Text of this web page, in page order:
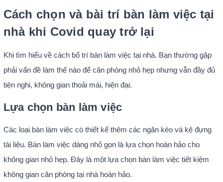
Cách chọn và bài trí bàn làm việc tại
nhà khi Covid quay trở lại
Khi tìm hiểu về cách bố trí bàn làm việc tại nhà. Bạn thường gặp
phải vấn đề làm thế nào để căn phòng nhỏ hẹp nhưng vẫn đầy đủ
tiện nghi, không gian thoải mái, hiện đại.
Lựa chọn bàn làm việc
Các loại bàn làm việc có thiết kế thêm các ngăn kéo và kệ đựng
tài liệu. Bàn làm việc dáng nhỏ gọn là lựa chọn hoàn hảo cho
không gian nhỏ hẹp. Đây là một lựa chọn bàn làm việc tiết kiệm
không gian căn phòng tại nhà hoàn hảo.